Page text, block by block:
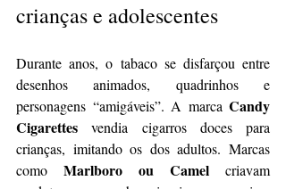
crianças e adolescentes
Durante anos, o tabaco se disfarçou entre
desenhos animados, quadrinhos e
personagens “amigáveis”. A marca Candy
Cigarettes vendia cigarros doces para
crianças, imitando os dos adultos. Marcas
como Marlboro ou Camel criavam